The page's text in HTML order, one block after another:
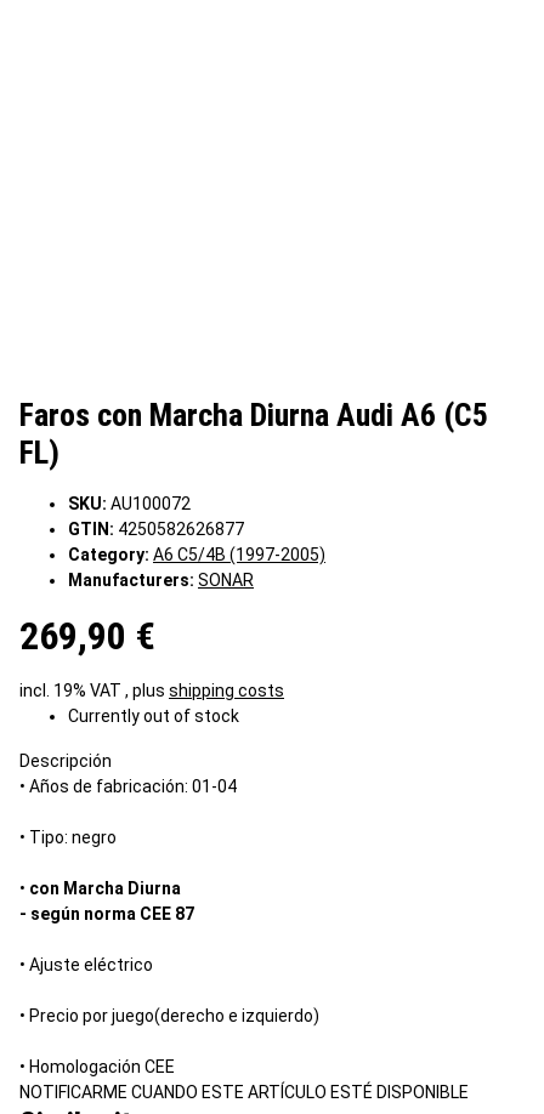
Faros con Marcha Diurna Audi A6 (C5
FL)
SKU: AU100072
GTIN: 4250582626877
Category: A6 C5/4B (1997-2005)
Manufacturers: SONAR
269,90 €
incl. 19% VAT , plus shipping costs
Currently out of stock
Descripción
• Años de fabricación: 01-04
• Tipo: negro
• con Marcha Diurna
- según norma CEE 87
• Ajuste eléctrico
• Precio por juego(derecho e izquierdo)
• Homologación CEE
NOTIFICARME CUANDO ESTE ARTÍCULO ESTÉ DISPONIBLE